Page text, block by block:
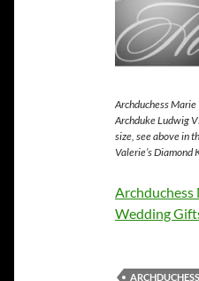
Archduchess
Archduke Ludwig
size, see above in
Valerie’s
Archduchess
Wedding